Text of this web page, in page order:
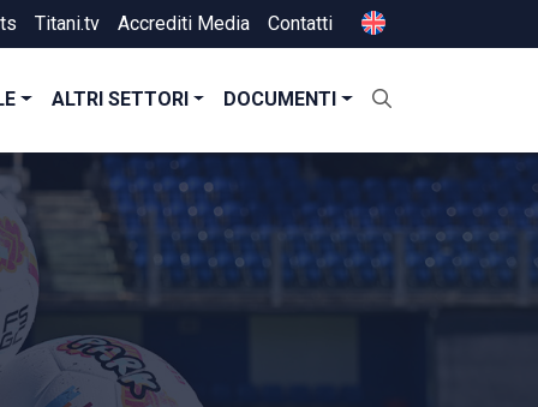
Titani.tv Accrediti Media Contatti
ALTRI SETTORI DOCUMENTI